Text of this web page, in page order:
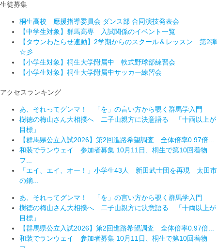
生徒募集
桐生高校 應援指導委員会 ダンス部 合同演技発表会
【中学生対象】群馬高専 入試関係のイベント一覧
【タウンわたらせ連動】2学期からのスクール＆レッスン 第2弾
☆彡
【小学生対象】桐生大学附属中 軟式野球部練習会
【小学生対象】桐生大学附属中サッカー練習会
アクセスランキング
あ、それってグンマ！ 「を」の言い方から覗く群馬学入門
樹徳の梅山さん大相撲へ 二子山親方に決意語る 「十両以上が
目標」
【群馬県公立入試2026】第2回進路希望調査 全体倍率0.97倍...
和装でランウェイ 参加者募集 10月11日、桐生で第10回着物
フ...
「エイ、エイ、オー！」小学生43人 新田武士団を再現 太田市
の鏑...
あ、それってグンマ！ 「を」の言い方から覗く群馬学入門
樹徳の梅山さん大相撲へ 二子山親方に決意語る 「十両以上が
目標」
【群馬県公立入試2026】第2回進路希望調査 全体倍率0.97倍...
和装でランウェイ 参加者募集 10月11日、桐生で第10回着物